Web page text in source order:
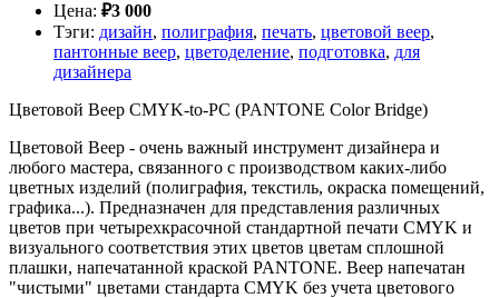
Цена: ₽3 000
Тэги: дизайн, полиграфия, печать, цветовой веер,
пантонные веер, цветоделение, подготовка, для
дизайнера
Цветовой Веер CMYK-to-PC (PANTONE Color Bridge)
Цветовой Веер - очень важный инструмент дизайнера и
любого мастера, связанного с производством каких-либо
цветных изделий (полиграфия, текстиль, окраска помещений,
графика...). Предназначен для представления различных
цветов при четырехкрасочной стандартной печати CMYK и
визуального соответствия этих цветов цветам сплошной
плашки, напечатанной краской PANTONE. Веер напечатан
"чистыми" цветами стандарта CMYK без учета цветового